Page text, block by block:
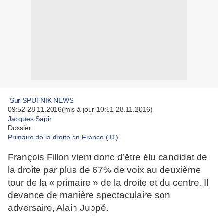
Sur SPUTNIK NEWS
09:52 28.11.2016(mis à jour 10:51 28.11.2016)
Jacques Sapir
Dossier:
Primaire de la droite en France (31)
François Fillon vient donc d’être élu candidat de
la droite par plus de 67% de voix au deuxième
tour de la « primaire » de la droite et du centre. Il
devance de manière spectaculaire son
adversaire, Alain Juppé.